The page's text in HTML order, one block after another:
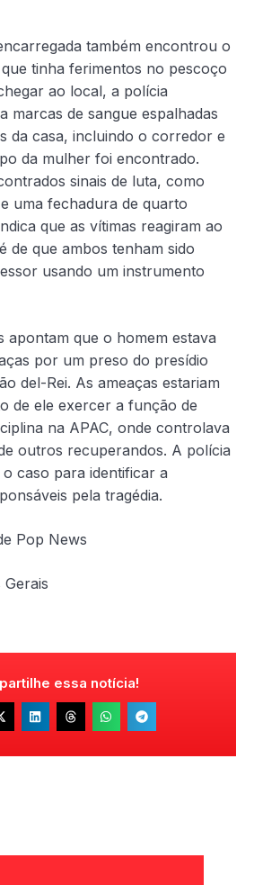
também encontrou o
tinha ferimentos no pescoço
ao local, a polícia
marcas de sangue espalhadas
da casa, incluindo o corredor e
da mulher foi encontrado.
sinais de luta, como
uma fechadura de quarto
que as vítimas reagiram ao
de que ambos tenham sido
usando um instrumento
apontam que o homem estava
por um preso do presídio
del-Rei. As ameaças estariam
de ele exercer a função de
na APAC, onde controlava
outros recuperandos. A polícia
caso para identificar a
pela tragédia.
Pop News
Gerais
essa notícia!